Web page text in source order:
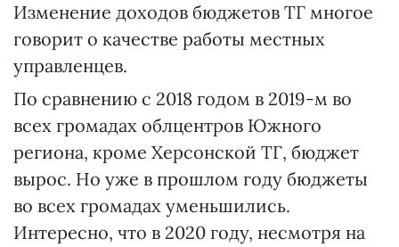
Изменение доходов бюджетов ТГ многое
говорит о качестве работы местных
управленцев.
По сравнению с 2018 годом в 2019-м во
всех громадах облцентров Южного
региона, кроме Херсонской ТГ, бюджет
вырос. Но уже в прошлом году бюджеты
во всех громадах уменьшились.
Интересно, что в 2020 году, несмотря на